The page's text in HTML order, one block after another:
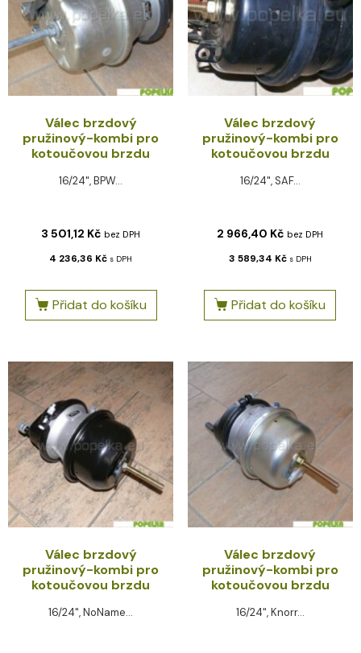
Válec brzdový
pružinový-kombi pro
kotoučovou brzdu
16/24", BPW...
3 501,12 Kč bez DPH
4 236,36 Kč s DPH
Přidat do košíku
Válec brzdový
pružinový-kombi pro
kotoučovou brzdu
16/24", SAF...
2 966,40 Kč bez DPH
3 589,34 Kč s DPH
Přidat do košíku
Válec brzdový
pružinový-kombi pro
kotoučovou brzdu
16/24", NoName...
Válec brzdový
pružinový-kombi pro
kotoučovou brzdu
16/24", Knorr...